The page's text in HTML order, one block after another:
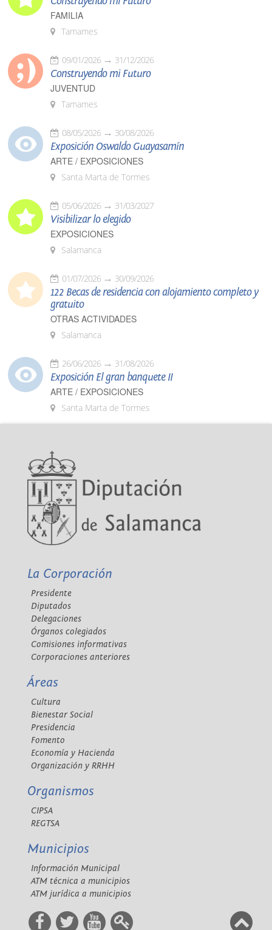
FAMILIA
Tamames
09/01/2026 31/12/2026
Construyendo mi Futuro
JUVENTUD
Tamames
08/05/2026 30/08/2026
Exposición Oswaldo Guayasamín
ARTE / EXPOSICIONES
Santa Marta de Tormes
05/06/2026 31/03/2027
Visibilizar lo elegido
EXPOSICIONES
Salamanca
01/07/2026 30/09/2026
122 Becas de residencia con alojamiento completo y
gratuito
OTRAS ACTIVIDADES
Salamanca
26/06/2026 31/08/2026
Exposición El gran banquete II
ARTE / EXPOSICIONES
Santa Marta de Tormes
La Corporación
Presidente
Diputados
Delegaciones
Órganos colegiados
Comisiones informativas
Corporaciones anteriores
Áreas
Cultura
Bienestar Social
Presidencia
Fomento
Economía y Hacienda
Organización y RRHH
Organismos
CIPSA
REGTSA
Municipios
Información Municipal
ATM técnica a municipios
ATM jurídica a municipios